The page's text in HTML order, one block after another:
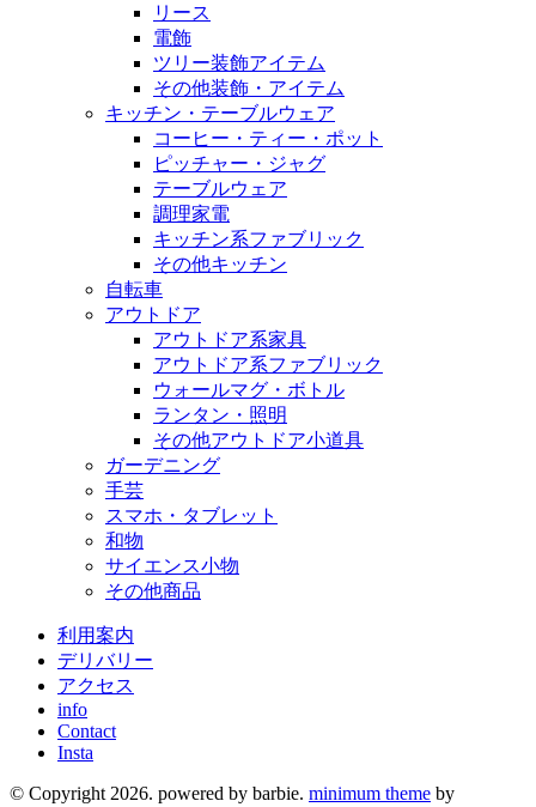
リース
電飾
ツリー装飾アイテム
その他装飾・アイテム
キッチン・テーブルウェア
コーヒー・ティー・ポット
ピッチャー・ジャグ
テーブルウェア
調理家電
キッチン系ファブリック
その他キッチン
自転車
アウトドア
アウトドア系家具
アウトドア系ファブリック
ウォールマグ・ボトル
ランタン・照明
その他アウトドア小道具
ガーデニング
手芸
スマホ・タブレット
和物
サイエンス小物
その他商品
利用案内
デリバリー
アクセス
info
Contact
Insta
© Copyright 2026. powered by barbie. minimum theme by